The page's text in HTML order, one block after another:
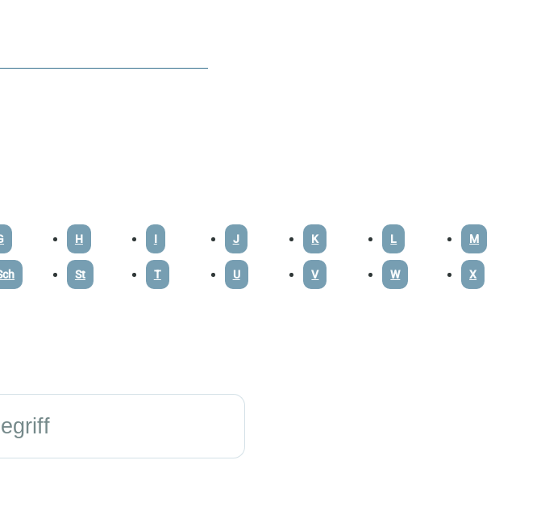
H I J K L M
St T U V W X